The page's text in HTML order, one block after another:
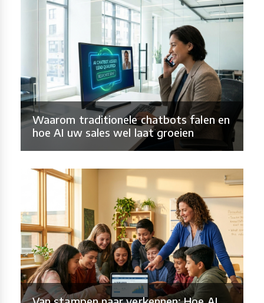
Waarom traditionele chatbots falen en
hoe AI uw sales wel laat groeien